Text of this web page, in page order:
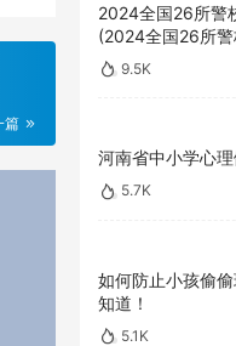
篇
2024全国26所警
(2024全国26所
9.5K
河南省中小学心
5.7K
如何防止小孩偷
知道！
5.1K